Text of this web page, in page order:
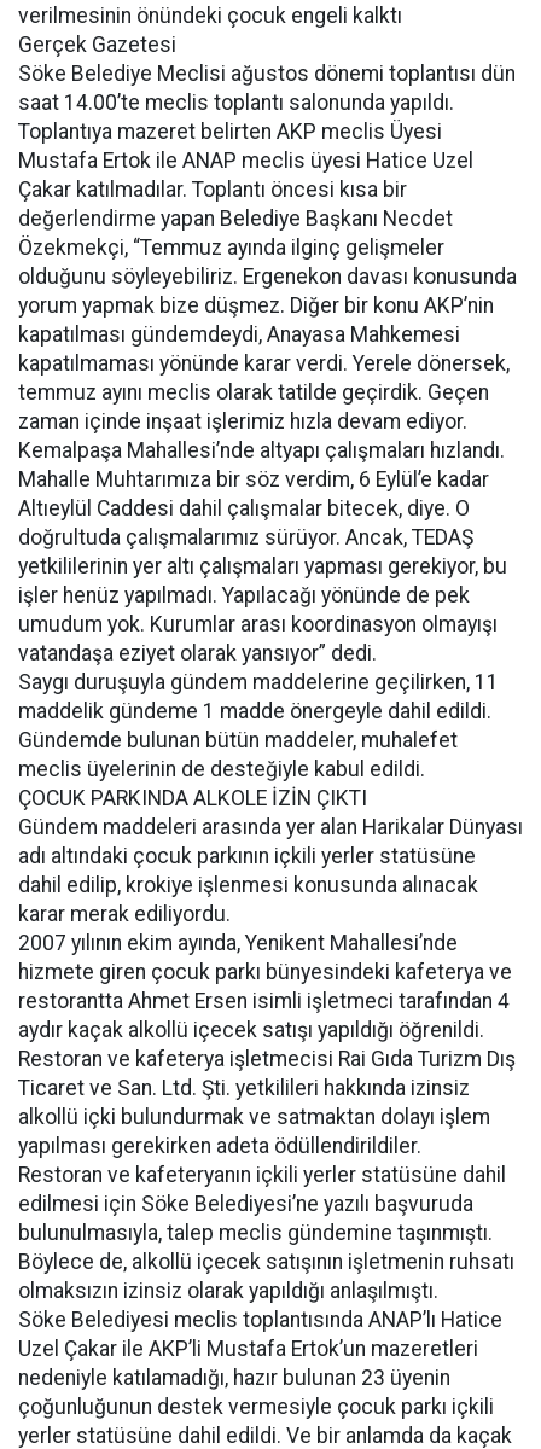
verilmesinin önündeki çocuk engeli kalktı
Gerçek Gazetesi
Söke Belediye Meclisi ağustos dönemi toplantısı dün
saat 14.00’te meclis toplantı salonunda yapıldı.
Toplantıya mazeret belirten AKP meclis Üyesi
Mustafa Ertok ile ANAP meclis üyesi Hatice Uzel
Çakar katılmadılar. Toplantı öncesi kısa bir
değerlendirme yapan Belediye Başkanı Necdet
Özekmekçi, “Temmuz ayında ilginç gelişmeler
olduğunu söyleyebiliriz. Ergenekon davası konusunda
yorum yapmak bize düşmez. Diğer bir konu AKP’nin
kapatılması gündemdeydi, Anayasa Mahkemesi
kapatılmaması yönünde karar verdi. Yerele dönersek,
temmuz ayını meclis olarak tatilde geçirdik. Geçen
zaman içinde inşaat işlerimiz hızla devam ediyor.
Kemalpaşa Mahallesi’nde altyapı çalışmaları hızlandı.
Mahalle Muhtarımıza bir söz verdim, 6 Eylül’e kadar
Altıeylül Caddesi dahil çalışmalar bitecek, diye. O
doğrultuda çalışmalarımız sürüyor. Ancak, TEDAŞ
yetkililerinin yer altı çalışmaları yapması gerekiyor, bu
işler henüz yapılmadı. Yapılacağı yönünde de pek
umudum yok. Kurumlar arası koordinasyon olmayışı
vatandaşa eziyet olarak yansıyor” dedi.
Saygı duruşuyla gündem maddelerine geçilirken, 11
maddelik gündeme 1 madde önergeyle dahil edildi.
Gündemde bulunan bütün maddeler, muhalefet
meclis üyelerinin de desteğiyle kabul edildi.
ÇOCUK PARKINDA ALKOLE İZİN ÇIKTI
Gündem maddeleri arasında yer alan Harikalar Dünyası
adı altındaki çocuk parkının içkili yerler statüsüne
dahil edilip, krokiye işlenmesi konusunda alınacak
karar merak ediliyordu.
2007 yılının ekim ayında, Yenikent Mahallesi’nde
hizmete giren çocuk parkı bünyesindeki kafeterya ve
restorantta Ahmet Ersen isimli işletmeci tarafından 4
aydır kaçak alkollü içecek satışı yapıldığı öğrenildi.
Restoran ve kafeterya işletmecisi Rai Gıda Turizm Dış
Ticaret ve San. Ltd. Şti. yetkilileri hakkında izinsiz
alkollü içki bulundurmak ve satmaktan dolayı işlem
yapılması gerekirken adeta ödüllendirildiler.
Restoran ve kafeteryanın içkili yerler statüsüne dahil
edilmesi için Söke Belediyesi’ne yazılı başvuruda
bulunulmasıyla, talep meclis gündemine taşınmıştı.
Böylece de, alkollü içecek satışının işletmenin ruhsatı
olmaksızın izinsiz olarak yapıldığı anlaşılmıştı.
Söke Belediyesi meclis toplantısında ANAP’lı Hatice
Uzel Çakar ile AKP’li Mustafa Ertok’un mazeretleri
nedeniyle katılamadığı, hazır bulunan 23 üyenin
çoğunluğunun destek vermesiyle çocuk parkı içkili
yerler statüsüne dahil edildi. Ve bir anlamda da kaçak